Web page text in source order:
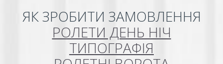
ЯК ЗРОБИТИ ЗАМОВЛЕННЯ
РОЛЕТИ ДЕНЬ НІЧ
ТИПОГРАФІЯ